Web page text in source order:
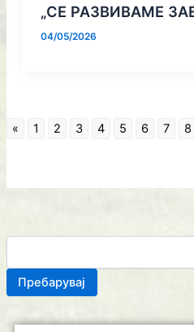
Пребарувај
„СЕ РАЗВИВАМЕ
04/05/2026
« 1 2 3 4 5 6 7 8